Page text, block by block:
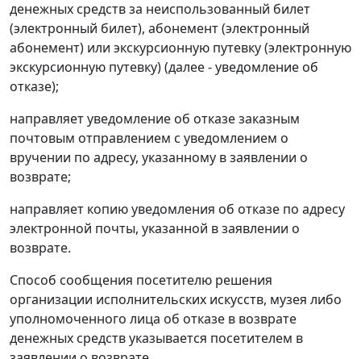
денежных средств за неиспользованный билет
(электронный билет), абонемент (электронный
абонемент) или экскурсионную путевку (электронную
экскурсионную путевку) (далее - уведомление об
отказе);
направляет уведомление об отказе заказным
почтовым отправлением с уведомлением о
вручении по адресу, указанному в заявлении о
возврате;
направляет копию уведомления об отказе по адресу
электронной почты, указанной в заявлении о
возврате.
Способ сообщения посетителю решения
организации исполнительских искусств, музея либо
уполномоченного лица об отказе в возврате
денежных средств указывается посетителем в